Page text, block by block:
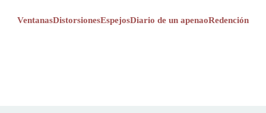
VentanasDistorsionesEspejosDiario de un apenaoRedención